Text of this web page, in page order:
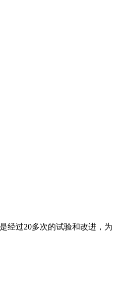
经过20多次的试验和改进，为